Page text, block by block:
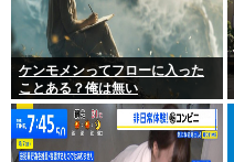
ケンモメンってフローに入った
ことある？俺は無い